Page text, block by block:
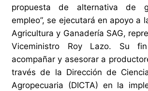
propuesta de alternativa de
empleo”, se ejecutará en apoyo a
Agricultura y Ganadería SAG,
Viceministro Roy Lazo. Su
acompañar y asesorar a
través de la Dirección de
Agropecuaria (DICTA) en la